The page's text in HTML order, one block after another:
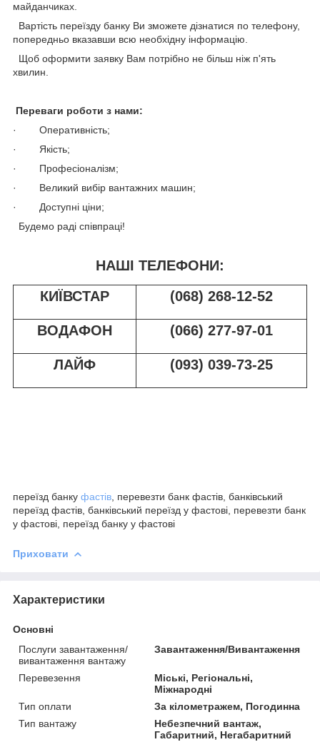
майданчиках.
Вартість переїзду банку Ви зможете дізнатися по телефону,
попередньо вказавши всю необхідну інформацію.
Щоб оформити заявку Вам потрібно не більш ніж п'ять
хвилин.
Переваги роботи з нами:
· Оперативність;
· Якість;
· Професіоналізм;
· Великий вибір вантажних машин;
· Доступні ціни;
Будемо раді співпраці!
НАШІ ТЕЛЕФОНИ:
КИЇВСТАР
(068) 268-12-52
ВОДАФОН (066) 277-97-01
ЛАЙФ (093) 039-73-25
переїзд банку фастів , перевезти банк фастів, банківський
переїзд фастів, банківський переїзд у фастові, перевезти банк
у фастові, переїзд банку у фастові
Приховати
Характеристики
Основні
Послуги завантаження/
вивантаження вантажу
Завантаження/Вивантаження
Перевезення
Міські, Регіональні,
Міжнародні
Тип оплати
За кілометражем, Погодинна
Тип вантажу
Небезпечний вантаж,
Габаритний, Негабаритний